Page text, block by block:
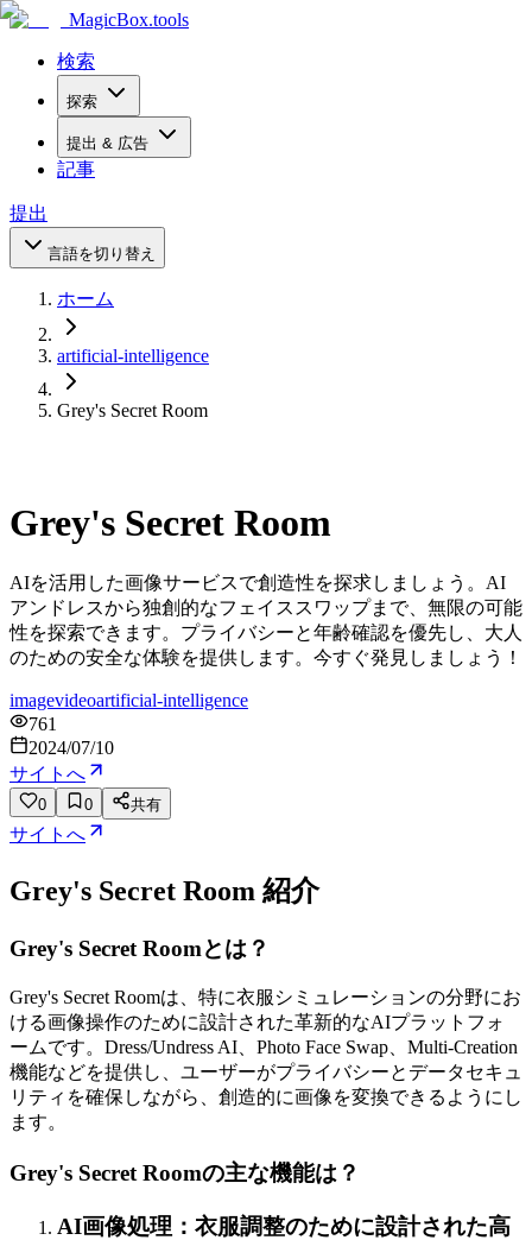
MagicBox.tools
検索
探索
提出 & 広告
記事
提出
言語を切り替え
ホーム
artificial-intelligence
Grey's Secret Room
Grey's Secret Room
AIを活用した画像サービスで創造性を探求しましょう。AI
アンドレスから独創的なフェイススワップまで、無限の可能
性を探索できます。プライバシーと年齢確認を優先し、大人
のための安全な体験を提供します。今すぐ発見しましょう！
imagevideoartificial-intelligence
761
2024/07/10
サイトへ
0 0 共有
サイトへ
Grey's Secret Room 紹介
Grey's Secret Roomとは？
Grey's Secret Roomは、特に衣服シミュレーションの分野にお
ける画像操作のために設計された革新的なAIプラットフォ
ームです。Dress/Undress AI、Photo Face Swap、Multi-Creation
機能などを提供し、ユーザーがプライバシーとデータセキュ
リティを確保しながら、創造的に画像を変換できるようにし
ます。
Grey's Secret Roomの主な機能は？
AI画像処理：衣服調整のために設計された高